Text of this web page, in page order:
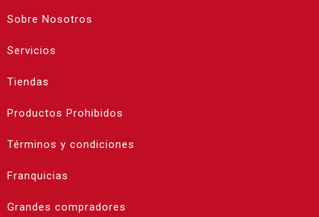
Sobre Nosotros
Servicios
Tiendas
Productos Prohibidos
Términos y condiciones
Franquicias
Grandes compradores